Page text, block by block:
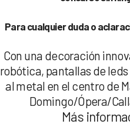
Para cualquier duda o
Con una decoración
robótica, pantallas de
al metal en el centro de
Domingo/Ópera/
Más